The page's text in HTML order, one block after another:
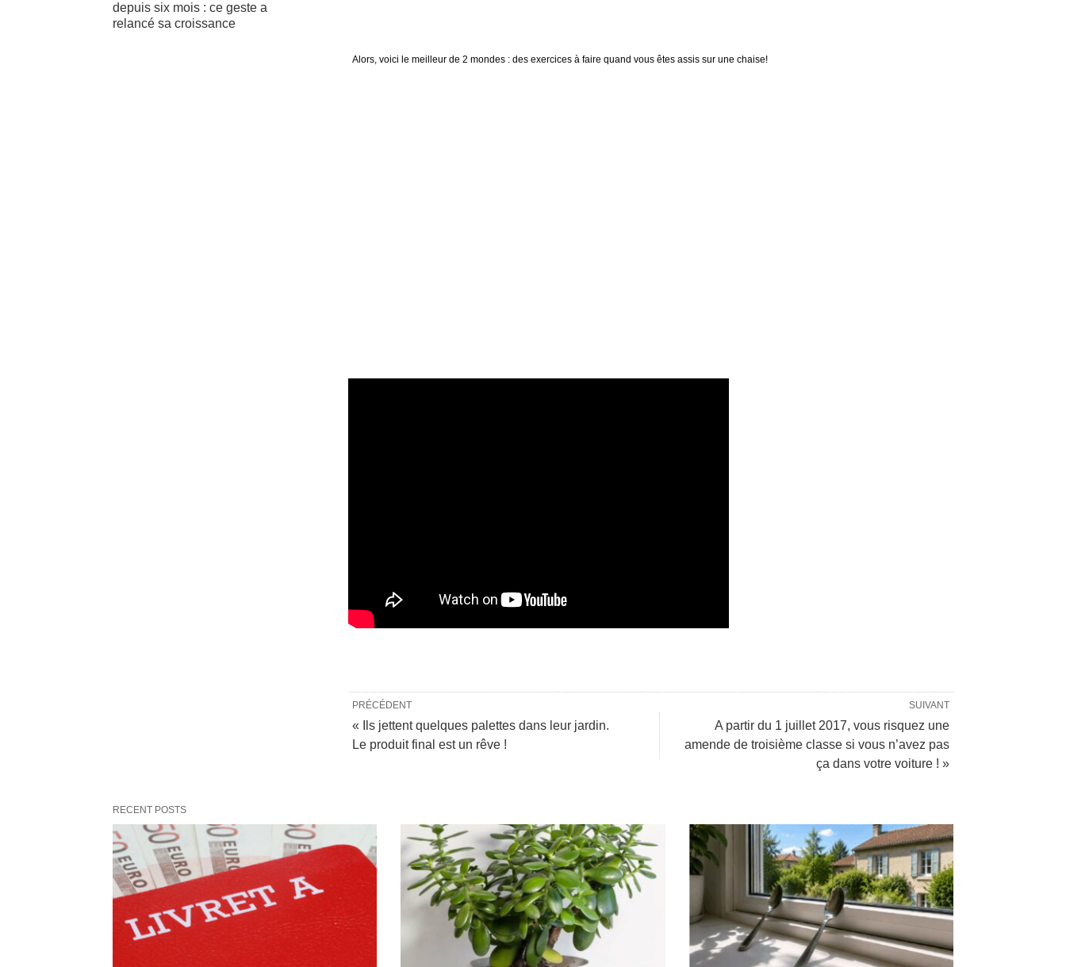
Alors, voici le meilleur de 2 mondes : des exercices à faire quand vous êtes assis sur une chaise!
SUIVANT
A partir du 1 juillet 2017, vous risquez une
amende de troisième classe si vous n’avez pas
ça dans votre voiture ! »
PRÉCÉDENT
« Ils jettent quelques palettes dans leur jardin.
Le produit final est un rêve !
depuis six mois : ce geste a
relancé sa croissance
RECENT POSTS